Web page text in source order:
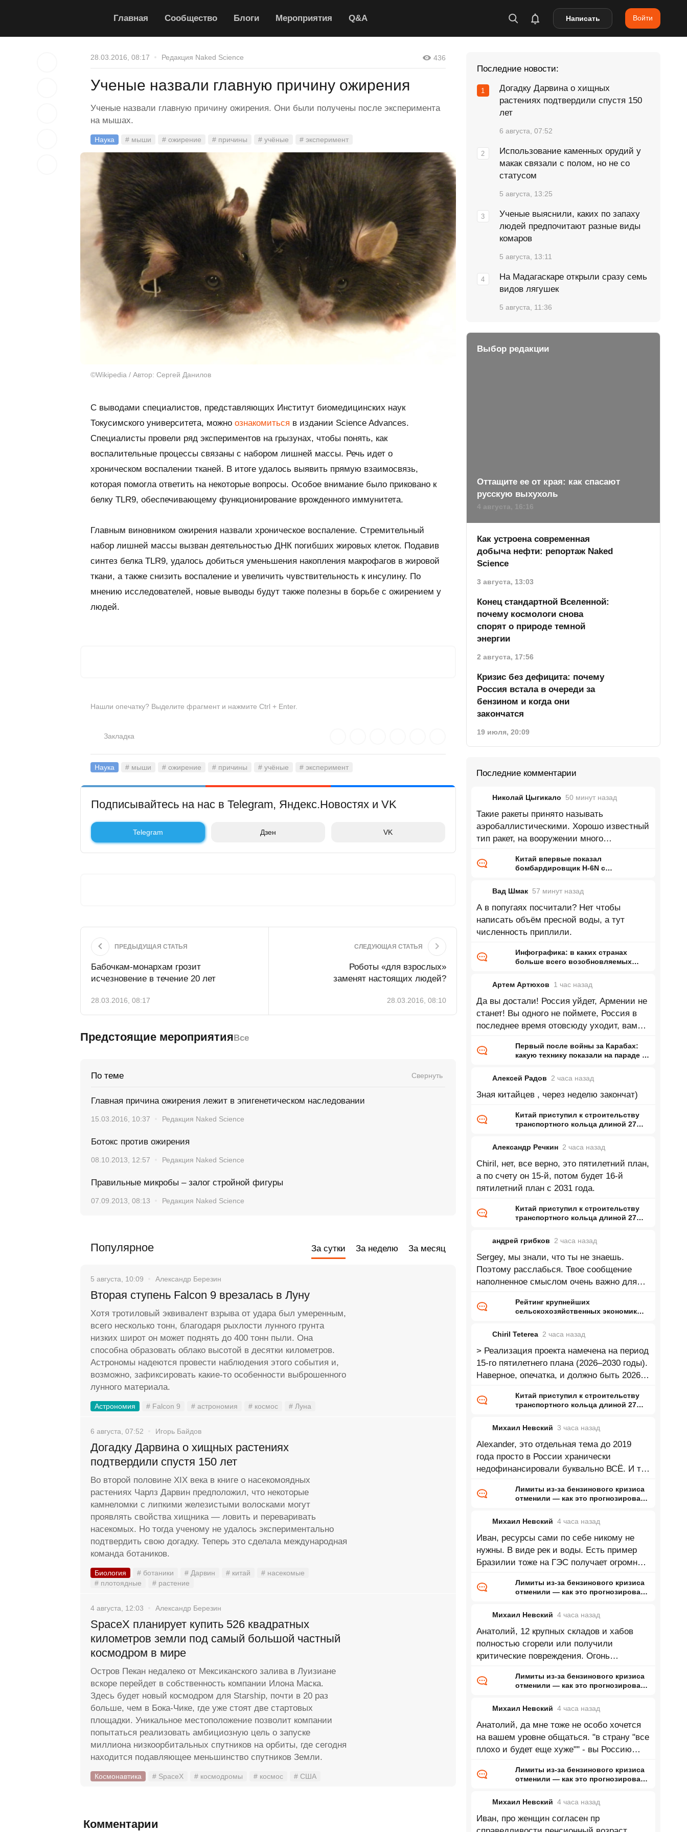
Главная Сообщество Блоги Мероприятия Q&A Написать Войти
28.03.2016, 08:17 Редакция Naked Science 436
Ученые назвали главную причину ожирения
Ученые назвали главную причину ожирения. Они были получены после эксперимента
на мышах.
Наука # мыши # ожирение # причины # учёные # эксперимент
©Wikipedia / Автор: Сергей Данилов
С выводами специалистов, представляющих Институт биомедицинских наук
Токусимского университета, можно ознакомиться в издании Science Advances.
Специалисты провели ряд экспериментов на грызунах, чтобы понять, как
воспалительные процессы связаны с набором лишней массы. Речь идет о
хроническом воспалении тканей. В итоге удалось выявить прямую взаимосвязь,
которая помогла ответить на некоторые вопросы. Особое внимание было приковано к
белку TLR9, обеспечивающему функционирование врожденного иммунитета.
Главным виновником ожирения назвали хроническое воспаление. Стремительный
набор лишней массы вызван деятельностью ДНК погибших жировых клеток. Подавив
синтез белка TLR9, удалось добиться уменьшения накопления макрофагов в жировой
ткани, а также снизить воспаление и увеличить чувствительность к инсулину. По
мнению исследователей, новые выводы будут также полезны в борьбе с ожирением у
людей.
Нашли опечатку? Выделите фрагмент и нажмите Ctrl + Enter.
Закладка
Наука # мыши # ожирение # причины # учёные # эксперимент
Подписывайтесь на нас в Telegram, Яндекс.Новостях и VK
Telegram Дзен VK
ПРЕДЫДУЩАЯ СТАТЬЯ
Бабочкам-монархам грозит
исчезновение в течение 20 лет
28.03.2016, 08:17
СЛЕДУЮЩАЯ СТАТЬЯ
Роботы «для взрослых»
заменят настоящих людей?
28.03.2016, 08:10
Предстоящие мероприятияВсе
По теме Свернуть
Главная причина ожирения лежит в эпигенетическом наследовании
15.03.2016, 10:37 Редакция Naked Science
Ботокс против ожирения
08.10.2013, 12:57 Редакция Naked Science
Правильные микробы – залог стройной фигуры
07.09.2013, 08:13 Редакция Naked Science
Популярное За сутки За неделю За месяц
5 августа, 10:09 Александр Березин
Вторая ступень Falcon 9 врезалась в Луну
Хотя тротиловый эквивалент взрыва от удара был умеренным,
всего несколько тонн, благодаря рыхлости лунного грунта
низких широт он может поднять до 400 тонн пыли. Она
способна образовать облако высотой в десятки километров.
Астрономы надеются провести наблюдения этого события и,
возможно, зафиксировать какие-то особенности выброшенного
лунного материала.
Астрономия # Falcon 9 # астрономия # космос # Луна
6 августа, 07:52 Игорь Байдов
Догадку Дарвина о хищных растениях
подтвердили спустя 150 лет
Во второй половине XIX века в книге о насекомоядных
растениях Чарлз Дарвин предположил, что некоторые
камнеломки с липкими железистыми волосками могут
проявлять свойства хищника — ловить и переваривать
насекомых. Но тогда ученому не удалось экспериментально
подтвердить свою догадку. Теперь это сделала международная
команда ботаников.
Биология # ботаники # Дарвин # китай
# насекомые
# плотоядные
# растение
4 августа, 12:03 Александр Березин
SpaceX планирует купить 526 квадратных
километров земли под самый большой частный
космодром в мире
Остров Пекан недалеко от Мексиканского залива в Луизиане
вскоре перейдет в собственность компании Илона Маска.
Здесь будет новый космодром для Starship, почти в 20 раз
больше, чем в Бока-Чике, где уже стоят две стартовых
площадки. Уникальное местоположение позволит компании
попытаться реализовать амбициозную цель о запуске
миллиона низкоорбитальных спутников на орбиты, где сегодня
находится подавляющее меньшинство спутников Земли.
Космонавтика # SpaceX # космодромы # космос # США
Комментарии
Последние новости:
Догадку Дарвина о хищных
растениях подтвердили спустя 150
лет
6 августа, 07:52
Использование каменных орудий у
макак связали с полом, но не со
статусом
5 августа, 13:25
Ученые выяснили, каких по запаху
людей предпочитают разные виды
комаров
5 августа, 13:11
На Мадагаскаре открыли сразу семь
видов лягушек
5 августа, 11:36
Выбор редакции
Оттащите ее от края: как спасают
русскую выхухоль
4 августа, 16:16
Как устроена современная
добыча нефти: репортаж Naked
Science
3 августа, 13:03
Конец стандартной Вселенной:
почему космологи снова
спорят о природе темной
энергии
2 августа, 17:56
Кризис без дефицита: почему
Россия встала в очереди за
бензином и когда они
закончатся
19 июля, 20:09
Последние комментарии
Николай Цыгикало 50 минут назад
Такие ракеты принято называть
аэробаллистическими. Хорошо известный
тип ракет, на вооружении много
Китай впервые показал
бомбардировщик H-6N с
Вад Шмак 57 минут назад
А в попугаях посчитали? Нет чтобы
написать объём пресной воды, а тут
численность приплили.
Инфографика: в каких странах
больше всего возобновляемых
Артем Артюхов 1 час назад
Да вы достали! Россия уйдет, Армении не
станет! Вы одного не поймете, Россия в
последнее время отовсюду уходит, вам
Первый после войны за Карабах:
какую технику показали на параде в
Алексей Радов
2 часа назад
Зная китайцев , через неделю закончат)
Китай приступил к строительству
транспортного кольца длиной 27
Александр Речкин 2 часа назад
Chiril, нет, все верно, это пятилетний план,
а по счету он 15-й, потом будет 16-й
пятилетний план с 2031 года.
Китай приступил к строительству
транспортного кольца длиной 27
андрей грибков
2 часа назад
Sergey, мы знали, что ты не знаешь.
Поэтому расслабься. Твое сообщение
наполненное смыслом очень важно для
Рейтинг крупнейших
сельскохозяйственных экономик
Chiril Teterea 2 часа назад
> Реализация проекта намечена на период
15-го пятилетнего плана (2026–2030 годы).
Наверное, опечатка, и должно быть 2026-
Китай приступил к строительству
транспортного кольца длиной 27
Михаил Невский 3 часа назад
Alexander, это отдельная тема до 2019
года просто в России хранически
недофинансировали буквально ВСЁ. И то
отчасти
Лимиты из-за бензинового кризиса
отменили — как это прогнозировал
Михаил Невский 4 часа назад
Иван, ресурсы сами по себе никому не
нужны. В виде рек и воды. Есть пример
Бразилии тоже на ГЭС получает огромную
Лимиты из-за бензинового кризиса
отменили — как это прогнозировал
Михаил Невский 4 часа назад
Анатолий, 12 крупных складов и хабов
полностью сгорели или получили
критические повреждения. Огонь
складскихЛимиты из-за бензинового кризиса
отменили — как это прогнозировал
Михаил Невский 4 часа назад
Анатолий, да мне тоже не особо хочется
на вашем уровне общаться. "в страну "все
плохо и будет еще хуже"" - вы Россию
Лимиты из-за бензинового кризиса
отменили — как это прогнозировал
Михаил Невский 4 часа назад
Иван, про женщин согласен пр